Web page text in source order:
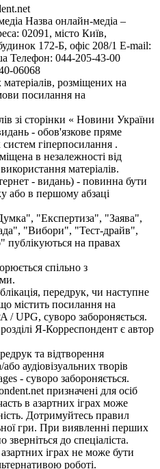
Назва онлайн-медіа –
02091, місто Київ,
172-Б, офіс 208/1 E-mail:
Телефон: 044-205-43-00
06068
розміщених на
посилання на
зі сторінки « Новини України
- обов'язкове пряме
гіперпосилання .
в незалежності від
матеріалів.
- видань) - повинна бути
або в першому абзаці
"Експертиза", "Заява",
"Вибори", "Тест-драйв",
на правах
спільно з
передрук, чи наступне
містить посилання на
/ UPG, суворо забороняється.
Я-Корреспондент є автор
та відтворення
аудіовізуальних творів
- суворо забороняється.
призначені для осіб
в азартних іграх може
Дотримуйтесь правил
гри. При виявленні перших
зверніться до спеціаліста.
іграх не може бути
роботі.